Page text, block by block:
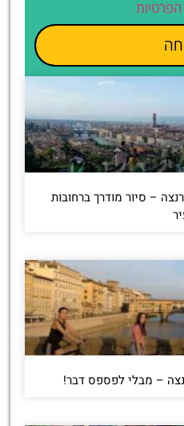
הפרטיות
– סיור מודרך ברחובות
– מבלי לפספס דבר!